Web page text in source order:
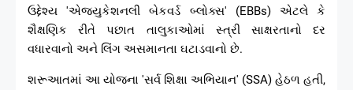
ઉદ્દેશ્ય 'એજ્યુકેશનલી બેકવર્ડ બ્લોક્સ' (EBBs) એટલે કે
શૈક્ષણિક રીતે પછાત તાલુકાઓમાં સ્ત્રી સાક્ષરતાનો દર
વધારવાનો અને લિંગ અસમાનતા ઘટાડવાનો છે.
શરૂઆતમાં આ યોજના 'સર્વ શિક્ષા અભિયાન' (SSA) હેઠળ હતી,